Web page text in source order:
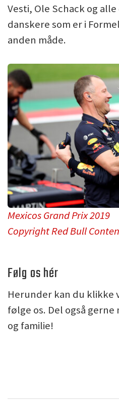
Vesti, Ole Schack og
danskere som er i
anden måde.
Mexicos Grand Prix 2019
Copyright Red Bull
Følg os hér
Herunder kan du klikke
følge os. Del også
og familie!